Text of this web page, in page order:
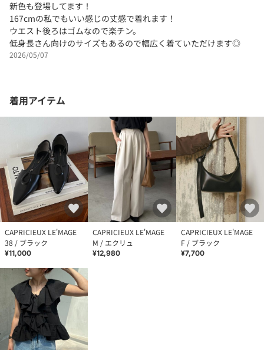
新色も登場してます！
167cmの私でもいい感じの丈感で着れます！
ウエスト後ろはゴムなので楽チン。
低身長さん向けのサイズもあるので幅広く着ていただけます◎
2026/05/07
着用アイテム
CAPRICIEUX LE'MAGE
38 / ブラック
¥11,000
CAPRICIEUX LE'MAGE
M / エクリュ
¥12,980
CAPRICIEUX LE'MAGE
F / ブラック
¥7,700